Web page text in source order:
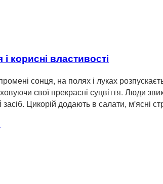
корисні властивості
сонця, на полях і луках
свої прекрасні суцвіття. Люди
Цикорій додають в салати, м'ясні